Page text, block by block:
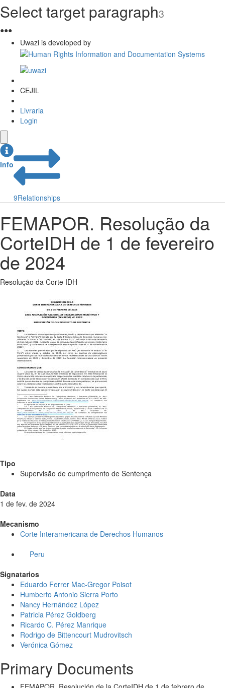
Select target paragraph3
●●●
Uwazi is developed by
CEJIL
Livraria
Login
Info
9Relationships
FEMAPOR. Resolução da
CorteIDH de 1 de fevereiro
de 2024
Resolução da Corte IDH
Tipo
Supervisão de cumprimento de Sentença
Data
1 de fev. de 2024
Mecanismo
Corte Interamericana de Derechos Humanos
Peru
Signatarios
Eduardo Ferrer Mac-Gregor Poisot
Humberto Antonio Sierra Porto
Nancy Hernández López
Patricia Pérez Goldberg
Ricardo C. Pérez Manrique
Rodrigo de Bittencourt Mudrovitsch
Verónica Gómez
Primary Documents